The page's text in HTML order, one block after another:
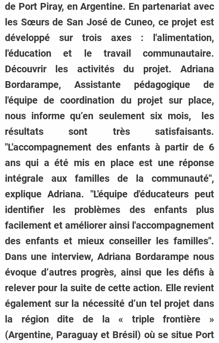
de Port Piray, en Argentine. En partenariat avec
les Sœurs de San José de Cuneo, ce projet est
développé sur trois axes : l'alimentation,
l'éducation et le travail communautaire.
Découvrir les activités du projet. Adriana
Bordarampe, Assistante pédagogique de
l'équipe de coordination du projet sur place,
nous informe qu’en seulement six mois, les
résultats sont très satisfaisants.
"L'accompagnement des enfants à partir de 6
ans qui a été mis en place est une réponse
intégrale aux familles de la communauté",
explique Adriana. "L'équipe d'éducateurs peut
identifier les problèmes des enfants plus
facilement et améliorer ainsi l'accompagnement
des enfants et mieux conseiller les familles".
Dans une interview, Adriana Bordarampe nous
évoque d’autres progrès, ainsi que les défis à
relever pour la suite de cette action. Elle revient
également sur la nécessité d’un tel projet dans
la région dite de la « triple frontière »
(Argentine, Paraguay et Brésil) où se situe Port